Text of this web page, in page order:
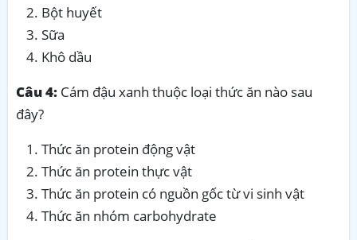
Bột huyết
Sữa
Khô dầu
Câu 4: Cám đậu xanh thuộc loại thức ăn nào sau
đây?
Thức ăn protein động vật
Thức ăn protein thực vật
Thức ăn protein có nguồn gốc từ vi sinh vật
Thức ăn nhóm carbohydrate